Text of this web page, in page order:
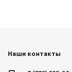
Наши контакты